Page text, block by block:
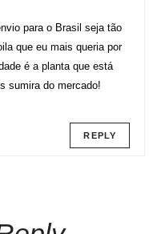
para o Brasil seja tão
que eu mais queria por
é a planta que está
sumira do mercado!
REPLY